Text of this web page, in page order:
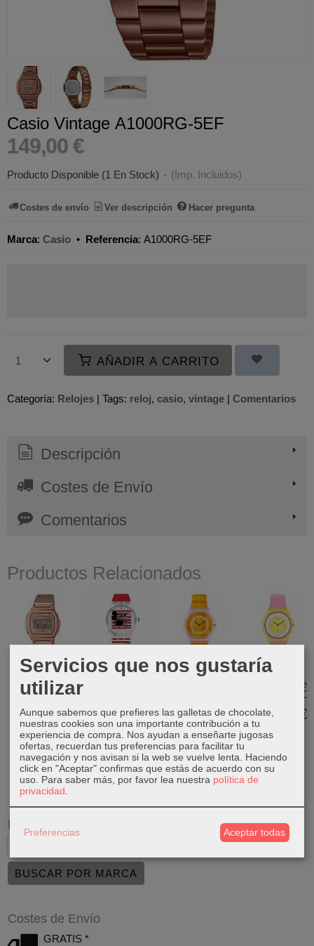
Marcas
Costes de Envío
GRATIS *
Casio Vintage A1000RG-5EF
149,00 €
Producto Disponible (1 En Stock) - (Imp. Incluidos)
Costes de envío Ver descripción Hacer pregunta
Marca: Casio • Referencia: A1000RG-5EF
AÑADIR A CARRITO
Categoría: Relojes | Tags: reloj casio vintage | Comentarios
Descripción
Costes de Envío
Comentarios
Productos Relacionados
Casio Vintage
A1000MPG-
9EF
149,00 €
Swatch Gent
95,00 €
Swatch X
135,00 €
Swatch x
Supriya Lele
Skin SS08Z101
135,00 €
Servicios que nos gustaría
utilizar
Aunque sabemos que prefieres las galletas de chocolate,
nuestras cookies son una importante contribución a tu
experiencia de compra. Nos ayudan a enseñarte jugosas
ofertas, recuerdan tus preferencias para facilitar tu
navegación y nos avisan si la web se vuelve lenta. Haciendo
click en "Aceptar" confirmas que estás de acuerdo con su
uso. Para saber más, por favor lea nuestra política de
privacidad
Preferencias Aceptar todas